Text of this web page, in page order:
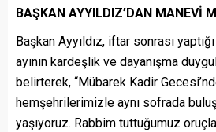
BAŞKAN AYYILDIZ’DAN MANEVİ
Başkan Ayyıldız, iftar sonrası
ayının kardeşlik ve dayanışma
belirterek, “Mübarek Kadir
hemşehrilerimizle aynı sofrada
yaşıyoruz. Rabbim tuttuğumuz